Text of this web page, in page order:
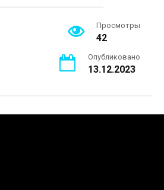
Просмотры
42
Опубликовано
13.12.2023